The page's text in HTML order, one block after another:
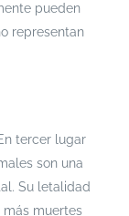
pueden
representan
tercer lugar
son una
Su letalidad
muertes